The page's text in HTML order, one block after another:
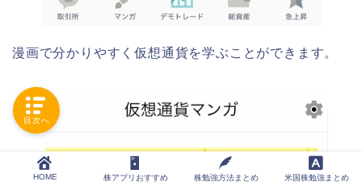
漫画で分かりやすく仮想通貨を学ぶことができます。
HOME 株アプリおすすめ 株勉強方法まとめ 米国株勉強まとめ
目次へ